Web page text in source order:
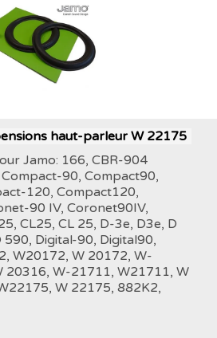
haut-parleur W 22175
Jamo: 166, CBR-904
90, Compact90,
120, Compact120,
90 IV, Coronet90IV,
CL25, CL 25, D-3e, D3e, D
Digital-90, Digital90,
W20172, W 20172, W-
20316, W-21711, W21711, W
W 22175, 882K2,